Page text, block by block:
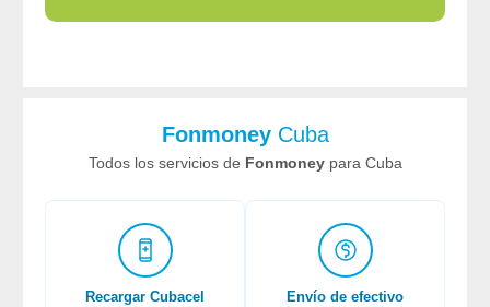
FonmoneyCuba
Todos los servicios de Fonmoneypara Cuba
Recargar Cubacel Envío de efectivo